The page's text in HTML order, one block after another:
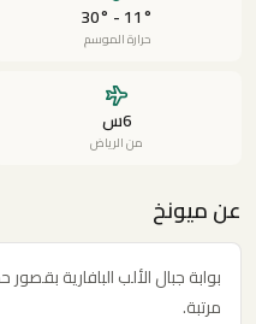
11° - 30°
حرارة الموسم
6س
من الرياض
عن ميونخ
بوابة جبال الألب البافارية
مرتبة.